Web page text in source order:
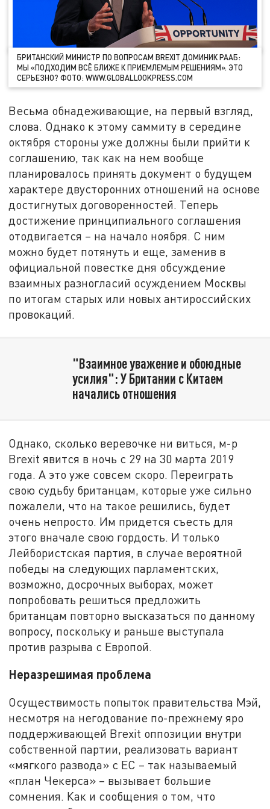
БРИТАНСКИЙ МИНИСТР ПО ВОПРОСАМ BREXIT ДОМИНИК РААБ:
МЫ «ПОДХОДИМ ВСЁ БЛИЖЕ К ПРИЕМЛЕМЫМ РЕШЕНИЯМ». ЭТО
СЕРЬЕЗНО? ФОТО: WWW.GLOBALLOOKPRESS.COM
Весьма обнадеживающие, на первый взгляд,
слова. Однако к этому саммиту в середине
октября стороны уже должны были прийти к
соглашению, так как на нем вообще
планировалось принять документ о будущем
характере двусторонних отношений на основе
достигнутых договоренностей. Теперь
достижение принципиального соглашения
отодвигается – на начало ноября. С ним
можно будет потянуть и еще, заменив в
официальной повестке дня обсуждение
взаимных разногласий осуждением Москвы
по итогам старых или новых антироссийских
провокаций.
"Взаимное уважение и обоюдные
усилия": У Британии с Китаем
начались отношения
Однако, сколько веревочке ни виться, м-р
Brexit явится в ночь с 29 на 30 марта 2019
года. А это уже совсем скоро. Переиграть
свою судьбу британцам, которые уже сильно
пожалели, что на такое решились, будет
очень непросто. Им придется съесть для
этого вначале свою гордость. И только
Лейбористская партия, в случае вероятной
победы на следующих парламентских,
возможно, досрочных выборах, может
попробовать решиться предложить
британцам повторно высказаться по данному
вопросу, поскольку и раньше выступала
против разрыва с Европой.
Неразрешимая проблема
Осуществимость попыток правительства Мэй,
несмотря на негодование по-прежнему яро
поддерживающей Brexit оппозиции внутри
собственной партии, реализовать вариант
«мягкого развода» с ЕС – так называемый
«план Чекерса» – вызывает большие
сомнения. Как и сообщения о том, что